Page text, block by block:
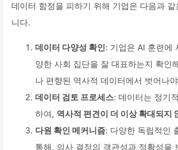
데이터 함정을 피하기 위해 기업은 다음과
니다.
데이터 다양성 확인: 기업은 AI 훈련에
양한 사회 집단을 잘 대표하는지 확인
나 편향된 역사적 데이터에서 벗어나
데이터 검토 프로세스: 데이터는 정기
하여, 역사적 편견이 더 이상 확대되지
다원 확인 메커니즘: 다양한 독립적인
통해, 의사 결정의 객관성과 정확성을